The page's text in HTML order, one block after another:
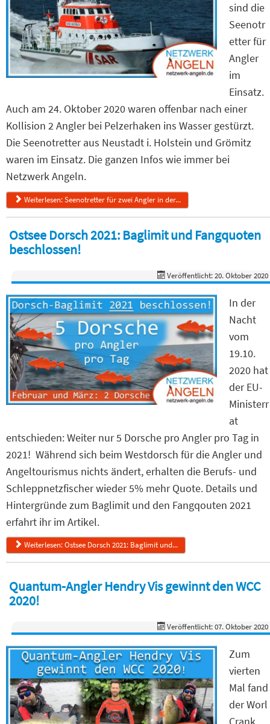
sind die
Seenotr
etter für
Angler
im
Einsatz.
Auch am 24. Oktober 2020 waren offenbar nach einer
Kollision 2 Angler bei Pelzerhaken ins Wasser gestürzt.
Die Seenotretter aus Neustadt i. Holstein und Grömitz
waren im Einsatz. Die ganzen Infos wie immer bei
Netzwerk Angeln.
Weiterlesen: Seenotretter für zwei Angler in der...
Ostsee Dorsch 2021: Baglimit und Fangquoten
beschlossen!
Veröffentlicht: 20. Oktober 2020
In der
Nacht
vom
19.10.
2020 hat
der EU-
Ministerr
at
entschieden: Weiter nur 5 Dorsche pro Angler pro Tag in
2021! Während sich beim Westdorsch für die Angler und
Angeltourismus nichts ändert, erhalten die Berufs- und
Schleppnetzfischer wieder 5% mehr Quote. Details und
Hintergründe zum Baglimit und den Fangqouten 2021
erfahrt ihr im Artikel.
Weiterlesen: Ostsee Dorsch 2021: Baglimit und...
Quantum-Angler Hendry Vis gewinnt den WCC
2020!
Veröffentlicht: 07. Oktober 2020
Zum
vierten
Mal fand
der Worl